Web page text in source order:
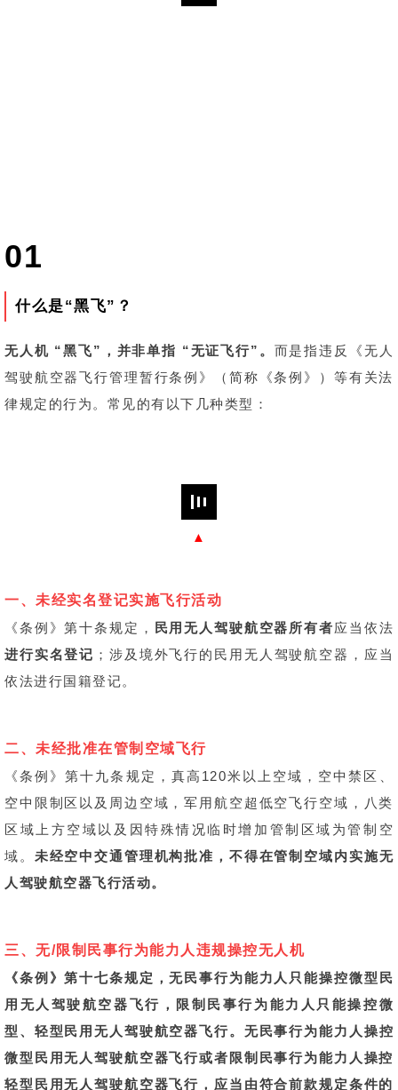
01
什么是“黑飞”？
无人机 “黑飞”，并非单指 “无证飞行”。 而是指违反《无人
驾驶航空器飞行管理暂行条例》（简称《条例》）等有关法
律规定的行为。常见的有以下几种类型：
▲
一、未经实名登记实施飞行活动
《条例》第十条规定，
民用无人驾驶航空器所有者应当依法
进行实名登记 ；涉及境外飞行的民用无人驾驶航空器，应当
依法进行国籍登记。
二、未经批准在管制空域飞行
《条例》第十九条规定，真高120米以上空域，空中禁区、
空中限制区以及周边空域，军用航空超低空飞行空域，八类
区域上方空域以及因特殊情况临时增加管制区域为管制空
域。 未经空中交通管理机构批准，不得在管制空域内实施无
人驾驶航空器飞行活动。
三、无/限制民事行为能力人违规操控无人机
《条例》第十七条规定，无民事行为能力人 只能操控微型 民
用无人驾驶航空器飞行，限制民事行为能力人 只能操控微
型、轻型 民用无人驾驶航空器飞行。无民事行为能力人操控
微型民用无人驾驶航空器飞行或者限制民事行为能力人操控
轻型民用无人驾驶航空器飞行，应当由符合前款规定条件的